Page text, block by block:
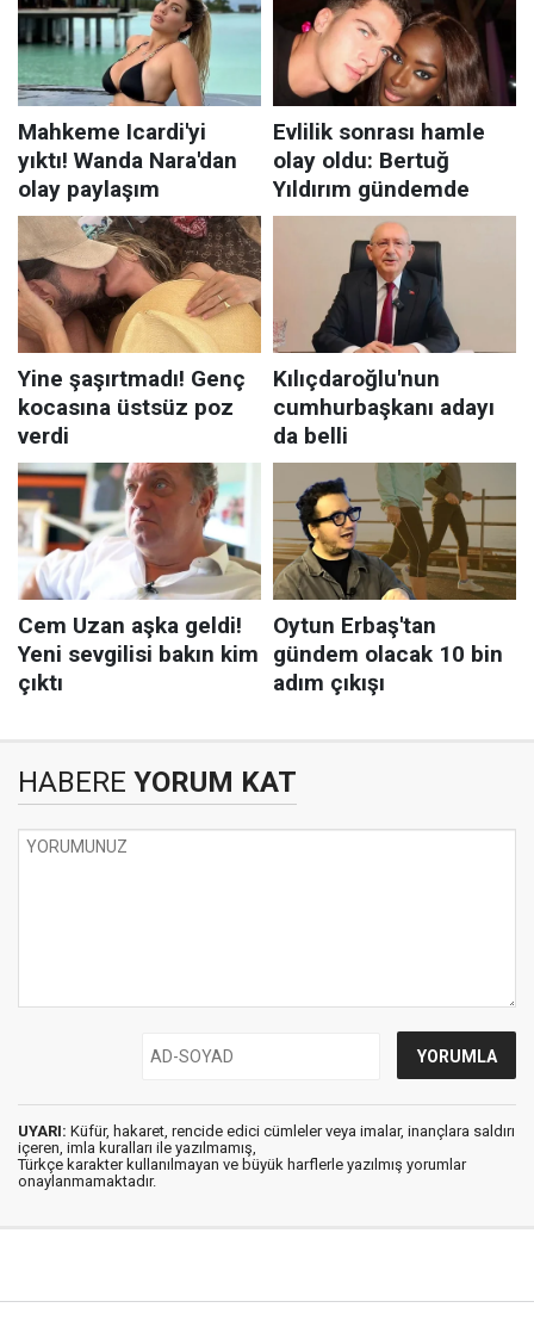
HABERE YORUM KAT
UYARI: Küfür, hakaret, rencide edici cümleler veya imalar, inançlara saldırı
içeren, imla kuralları ile yazılmamış,
Türkçe karakter kullanılmayan ve büyük harflerle yazılmış yorumlar
onaylanmamaktadır.